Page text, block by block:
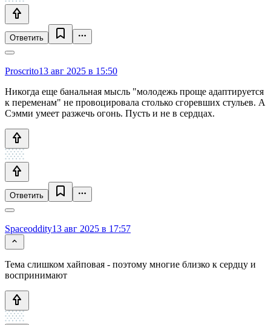
Ответить
Proscrito13 авг 2025 в 15:50
Никогда еще банальная мысль "молодежь проще адаптируется
к переменам" не провоцировала столько сгоревших стульев. А
Сэмми умеет разжечь огонь. Пусть и не в сердцах.
Ответить
Spaceoddity13 авг 2025 в 17:57
Тема слишком хайповая - поэтому многие близко к сердцу и
воспринимают